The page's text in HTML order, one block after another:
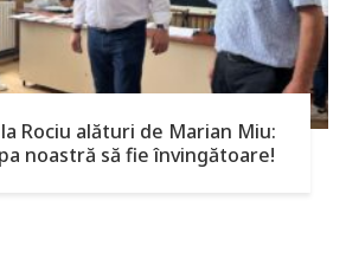
Rociu alături de Marian Miu:
noastră să fie învingătoare!